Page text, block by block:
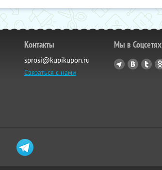
Контакты
sprosi@kupikupon.ru
Связаться с нами
Мы в Соцсетях